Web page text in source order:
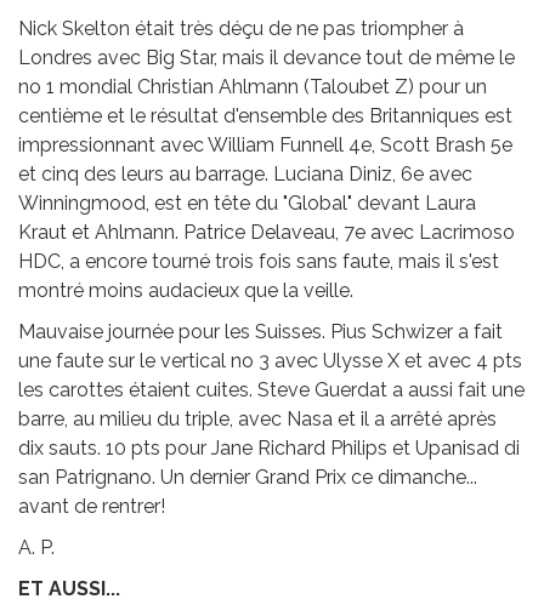
Nick Skelton était très déçu de ne pas triompher à
Londres avec Big Star, mais il devance tout de même le
no 1 mondial Christian Ahlmann (Taloubet Z) pour un
centième et le résultat d'ensemble des Britanniques est
impressionnant avec William Funnell 4e, Scott Brash 5e
et cinq des leurs au barrage. Luciana Diniz, 6e avec
Winningmood, est en tête du "Global" devant Laura
Kraut et Ahlmann. Patrice Delaveau, 7e avec Lacrimoso
HDC, a encore tourné trois fois sans faute, mais il s'est
montré moins audacieux que la veille.
Mauvaise journée pour les Suisses. Pius Schwizer a fait
une faute sur le vertical no 3 avec Ulysse X et avec 4 pts
les carottes étaient cuites. Steve Guerdat a aussi fait une
barre, au milieu du triple, avec Nasa et il a arrêté après
dix sauts. 10 pts pour Jane Richard Philips et Upanisad di
san Patrignano. Un dernier Grand Prix ce dimanche...
avant de rentrer!
A. P.
ET AUSSI...